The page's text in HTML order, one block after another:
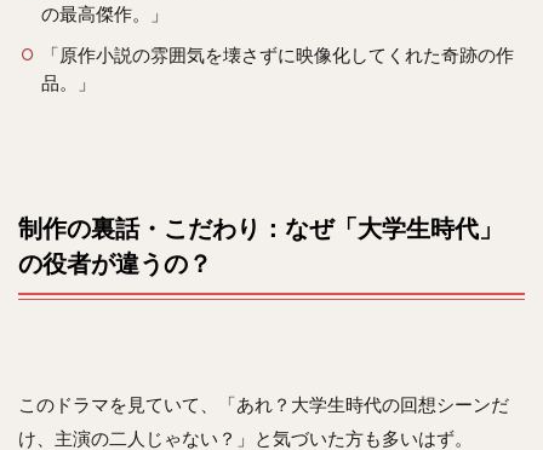
の最高傑作。」
「原作小説の雰囲気を壊さずに映像化してくれた奇跡の作
品。」
制作の裏話・こだわり：なぜ「大学生時代」
の役者が違うの？
このドラマを見ていて、「あれ？大学生時代の回想シーンだ
け、主演の二人じゃない？」と気づいた方も多いはず。